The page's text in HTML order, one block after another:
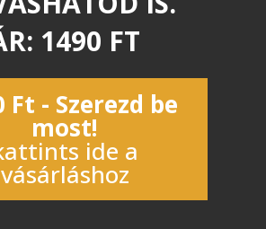
1490 FT
Ft - Szerezd be
most!
ide a
vásárláshoz